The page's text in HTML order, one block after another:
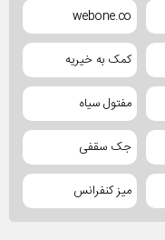
webone.co
کمک به خیریه
مفتول سیاه
جک سقفی
میز کنفرانس